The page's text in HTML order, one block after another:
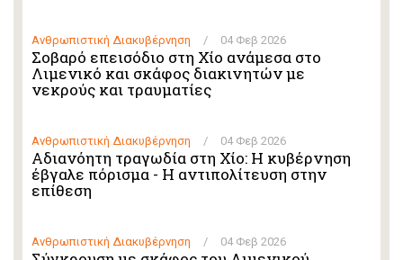
Ανθρωπιστική Διακυβέρνηση / 04 Φεβ 2026
Σοβαρό επεισόδιο στη Χίο ανάμεσα στο
Λιμενικό και σκάφος διακινητών με
νεκρούς και τραυματίες
Ανθρωπιστική Διακυβέρνηση / 04 Φεβ 2026
Αδιανόητη τραγωδία στη Χίο: Η κυβέρνηση
έβγαλε πόρισμα - Η αντιπολίτευση στην
επίθεση
Ανθρωπιστική Διακυβέρνηση / 04 Φεβ 2026